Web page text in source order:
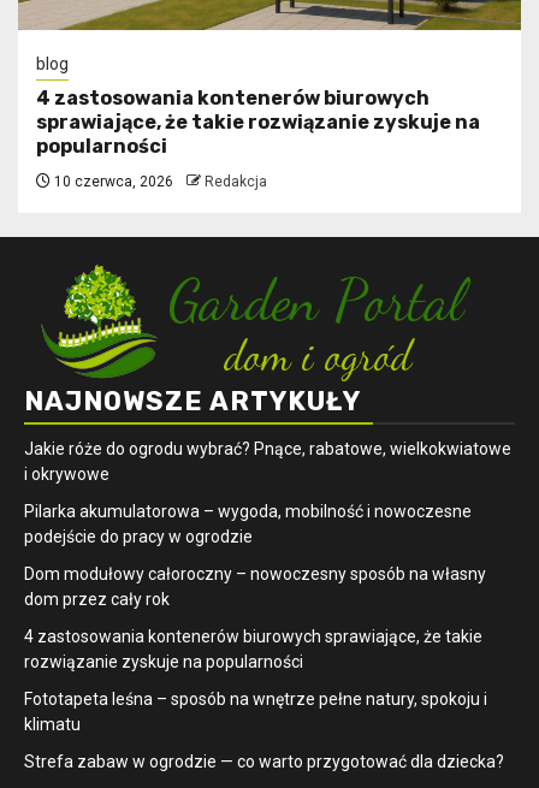
blog
4 zastosowania kontenerów biurowych
sprawiające, że takie rozwiązanie zyskuje na
popularności
10 czerwca, 2026 Redakcja
NAJNOWSZE ARTYKUŁY
Jakie róże do ogrodu wybrać? Pnące, rabatowe, wielkokwiatowe
i okrywowe
Pilarka akumulatorowa – wygoda, mobilność i nowoczesne
podejście do pracy w ogrodzie
Dom modułowy całoroczny – nowoczesny sposób na własny
dom przez cały rok
4 zastosowania kontenerów biurowych sprawiające, że takie
rozwiązanie zyskuje na popularności
​Fototapeta leśna – sposób na wnętrze pełne natury, spokoju i
klimatu
Strefa zabaw w ogrodzie — co warto przygotować dla dziecka?